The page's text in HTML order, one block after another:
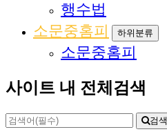
행수법
소문중홈피
하위분류
소문중홈피
사이트 내 전체검색
검색